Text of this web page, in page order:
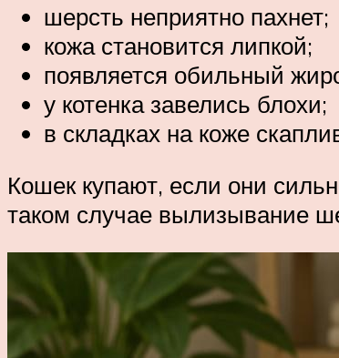
шерсть неприятно пахнет;
кожа становится липкой;
появляется обильный
у котенка завелись блохи;
в складках на коже
Кошек купают, если они
таком случае вылизывание